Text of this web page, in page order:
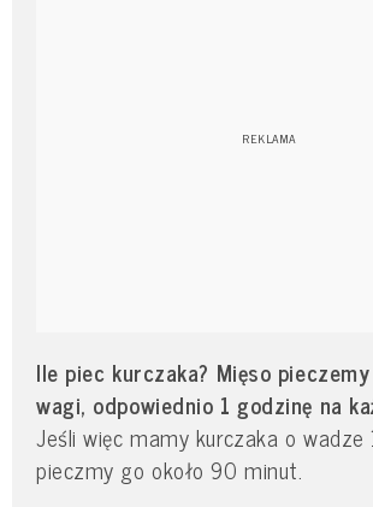
Ile piec kurczaka? Mięso
wagi, odpowiednio 1 godzinę na
Jeśli więc mamy kurczaka o wadze
pieczmy go około 90 minut.